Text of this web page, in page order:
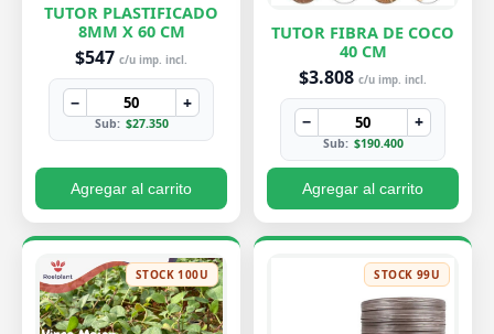
TUTOR PLASTIFICADO
8MM X 60 CM
$547 c/u imp. incl.
− +
Sub: $27.350
Agregar al carrito
TUTOR FIBRA DE COCO
40 CM
$3.808 c/u imp. incl.
− +
Sub: $190.400
Agregar al carrito
STOCK 100U STOCK 99U